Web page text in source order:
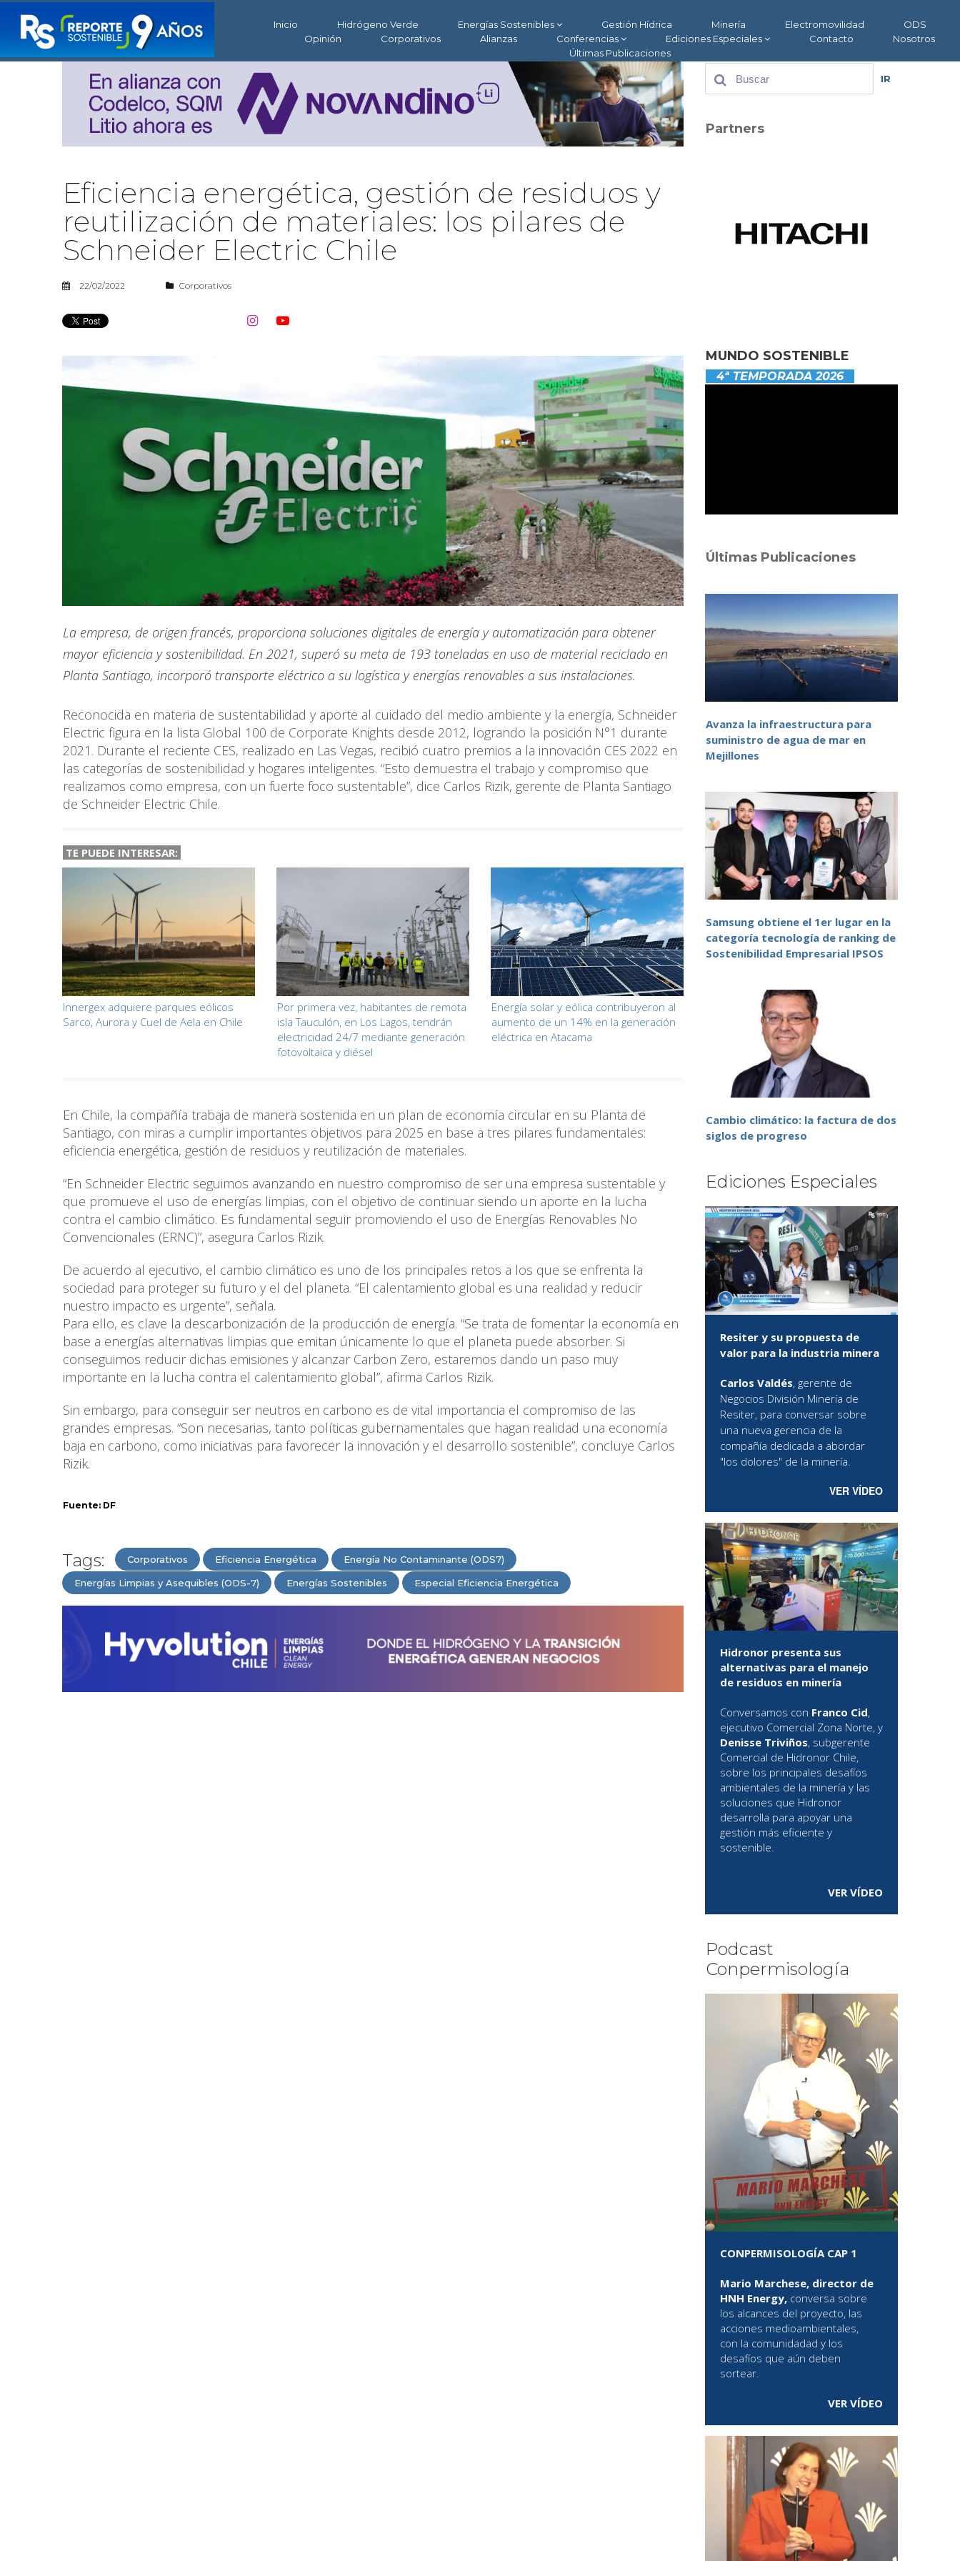
Inicio Hidrógeno Verde Energías Sostenibles Gestión Hídrica Minería Electromovilidad
ODS
Opinión
Corporativos Alianzas Conferencias Ediciones Especiales Contacto
Nosotros
Últimas Publicaciones
Eficiencia energética, gestión de residuos y
reutilización de materiales: los pilares de
Schneider Electric Chile
22/02/2022 Corporativos
 
La empresa, de origen francés, proporciona soluciones digitales de energía y automatización para obtener
mayor eficiencia y sostenibilidad. En 2021, superó su meta de 193 toneladas en uso de material reciclado en
Planta Santiago, incorporó transporte eléctrico a su logística y energías renovables a sus instalaciones.
Reconocida en materia de sustentabilidad y aporte al cuidado del medio ambiente y la energía, Schneider
Electric figura en la lista Global 100 de Corporate Knights desde 2012, logrando la posición N°1 durante
2021. Durante el reciente CES, realizado en Las Vegas, recibió cuatro premios a la innovación CES 2022 en
las categorías de sostenibilidad y hogares inteligentes. “Esto demuestra el trabajo y compromiso que
realizamos como empresa, con un fuerte foco sustentable”, dice Carlos Rizik, gerente de Planta Santiago
de Schneider Electric Chile.
TE PUEDE INTERESAR:
Innergex adquiere parques eólicos
Sarco, Aurora y Cuel de Aela en Chile
Por primera vez, habitantes de remota
isla Tauculón, en Los Lagos, tendrán
electricidad 24/7 mediante generación
fotovoltaica y diésel
Energía solar y eólica contribuyeron al
aumento de un 14% en la generación
eléctrica en Atacama
En Chile, la compañía trabaja de manera sostenida en un plan de economía circular en su Planta de
Santiago, con miras a cumplir importantes objetivos para 2025 en base a tres pilares fundamentales:
eficiencia energética, gestión de residuos y reutilización de materiales.
“En Schneider Electric seguimos avanzando en nuestro compromiso de ser una empresa sustentable y
que promueve el uso de energías limpias, con el objetivo de continuar siendo un aporte en la lucha
contra el cambio climático. Es fundamental seguir promoviendo el uso de Energías Renovables No
Convencionales (ERNC)”, asegura Carlos Rizik.
De acuerdo al ejecutivo, el cambio climático es uno de los principales retos a los que se enfrenta la
sociedad para proteger su futuro y el del planeta. “El calentamiento global es una realidad y reducir
nuestro impacto es urgente”, señala.
Para ello, es clave la descarbonización de la producción de energía. “Se trata de fomentar la economía en
base a energías alternativas limpias que emitan únicamente lo que el planeta puede absorber. Si
conseguimos reducir dichas emisiones y alcanzar Carbon Zero, estaremos dando un paso muy
importante en la lucha contra el calentamiento global”, afirma Carlos Rizik.
Sin embargo, para conseguir ser neutros en carbono es de vital importancia el compromiso de las
grandes empresas. “Son necesarias, tanto políticas gubernamentales que hagan realidad una economía
baja en carbono, como iniciativas para favorecer la innovación y el desarrollo sostenible”, concluye Carlos
Rizik.
Fuente: DF
Tags: Corporativos Eficiencia Energética Energía No Contaminante (ODS7)
Energías Limpias y Asequibles (ODS-7) Energías Sostenibles Especial Eficiencia Energética
IR
Partners
MUNDO SOSTENIBLE
4ª TEMPORADA 2026
Últimas Publicaciones
Avanza la infraestructura para
suministro de agua de mar en
Mejillones
Samsung obtiene el 1er lugar en la
categoría tecnología de ranking de
Sostenibilidad Empresarial IPSOS
Cambio climático: la factura de dos
siglos de progreso
Ediciones Especiales
Resiter y su propuesta de
valor para la industria minera
Carlos Valdés, gerente de
Negocios División Minería de
Resiter, para conversar sobre
una nueva gerencia de la
compañía dedicada a abordar
"los dolores" de la minería.
VER VÍDEO
Hidronor presenta sus
alternativas para el manejo
de residuos en minería
Conversamos con Franco Cid,
ejecutivo Comercial Zona Norte, y
Denisse Triviños, subgerente
Comercial de Hidronor Chile,
sobre los principales desafíos
ambientales de la minería y las
soluciones que Hidronor
desarrolla para apoyar una
gestión más eficiente y
sostenible.
VER VÍDEO
Podcast
Conpermisología
CONPERMISOLOGÍA CAP 1
Mario Marchese, director de
HNH Energy, conversa sobre
los alcances del proyecto, las
acciones medioambientales,
con la comunidadad y los
desafíos que aún deben
sortear.
VER VÍDEO